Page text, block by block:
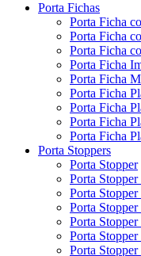
Porta Fichas
Porta Ficha
Porta Ficha
Porta Ficha
Porta Ficha
Porta Ficha
Porta Ficha
Porta Ficha
Porta Ficha
Porta Ficha
Porta Stoppers
Porta Stopper
Porta
Porta
Porta
Porta Stopper
Porta
Porta